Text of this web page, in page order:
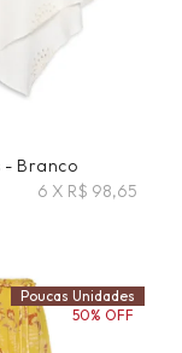
- Branco
6 X R$ 98,65
Poucas Unidades
50% OFF